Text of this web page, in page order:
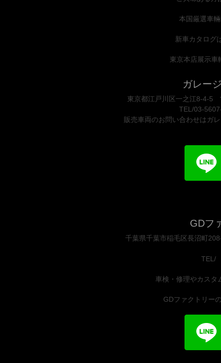
本国厳選車
新車カタログ
東京本店展示
ガレー
東京都江戸川区一之江8-4-5
TEL/03-
販売車両のお問い合わせはガ
GDフ
千葉県千葉市稲毛区長沼町
TEL/
車検・修理やカスタ
GDファクトリー